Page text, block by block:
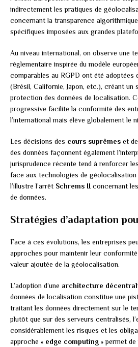
indirectement les pratiques de
concernant la transparence
spécifiques imposées aux grandes
Au niveau international, on observe une
réglementaire inspirée du modèle
comparables au RGPD ont été adoptées
(Brésil, Californie, Japon, etc.), créant un
protection des données de localisation.
progressive facilite la conformité des
l’international mais élève globalement le
Les décisions des cours suprêmes et
des données façonnent également
jurisprudence récente tend à renforcer
face aux technologies de
l’illustre l’arrêt Schrems II concernant
de données.
Stratégies d’adaptation
Face à ces évolutions, les entreprises
approches pour maintenir leur
valeur ajoutée de la géolocalisation.
L’adoption d’une architecture
données de localisation constitue une
traitant les données directement sur le
plutôt que sur des serveurs centralisés,
considérablement les risques et les
approche « edge computing » permet de